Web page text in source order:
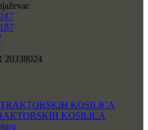
20338024
KOSILICA